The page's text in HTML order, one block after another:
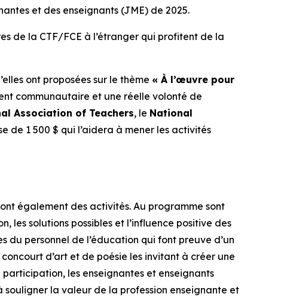
et des enseignants (JME) de 2025.
de la CTF/FCE à l’étranger qui profitent de la
ont proposées sur le thème « À l’œuvre pour
communautaire et une réelle volonté de
Association of Teachers, le National
de 1 500 $ qui l’aidera à mener les activités
également des activités. Au programme sont
les solutions possibles et l’influence positive des
du personnel de l’éducation qui font preuve d’un
d’art et de poésie les invitant à créer une
les enseignantes et enseignants
souligner la valeur de la profession enseignante et